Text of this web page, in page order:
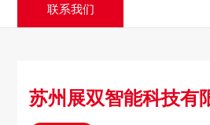
联系我们
苏州展双智能科技有